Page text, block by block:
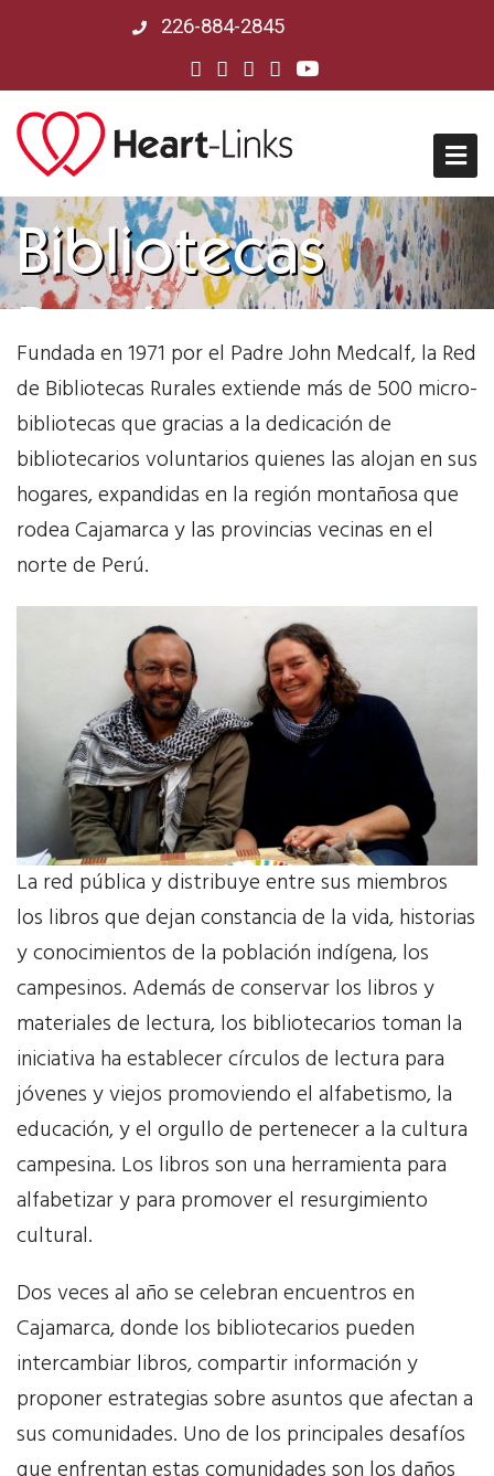
226-884-2845
Inicio
Quienes Somos
Misión, Visión, Historia
Junta Directiva
Respuesta a COVID-19
Aliados
ACIES
Bibliotecas Rurales
Centro Esperanza
Centro Santa Angela
Latidos
Asociación Madre Oliva
Voluntariado
Contacta
Donativo
EN
Bibliotecas
Rurales
Fundada en 1971 por el Padre John Medcalf, la Red
de Bibliotecas Rurales extiende más de 500 micro-
bibliotecas que gracias a la dedicación de
bibliotecarios voluntarios quienes las alojan en sus
hogares, expandidas en la región montañosa que
rodea Cajamarca y las provincias vecinas en el
norte de Perú.
La red pública y distribuye entre sus miembros
los libros que dejan constancia de la vida, historias
y conocimientos de la población indígena, los
campesinos. Además de conservar los libros y
materiales de lectura, los bibliotecarios toman la
iniciativa ha establecer círculos de lectura para
jóvenes y viejos promoviendo el alfabetismo, la
educación, y el orgullo de pertenecer a la cultura
campesina. Los libros son una herramienta para
alfabetizar y para promover el resurgimiento
cultural.
Dos veces al año se celebran encuentros en
Cajamarca, donde los bibliotecarios pueden
intercambiar libros, compartir información y
proponer estrategias sobre asuntos que afectan a
sus comunidades. Uno de los principales desafíos